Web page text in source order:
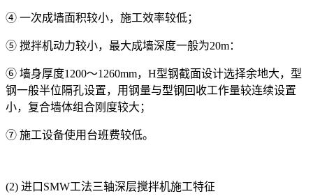
④ 一次成墙面积较小，施工效率较低；
⑤ 搅拌机动力较小，最大成墙深度一般为20m：
⑥ 墙身厚度1200～1260mm，H型钢截面设计选择余地大，型
钢一般半位隔孔设置，用钢量与型钢回收工作量较连续设置
小，复合墙体组合刚度较大；
⑦ 施工设备使用台班费较低。
(2) 进口SMW工法三轴深层搅拌机施工特征